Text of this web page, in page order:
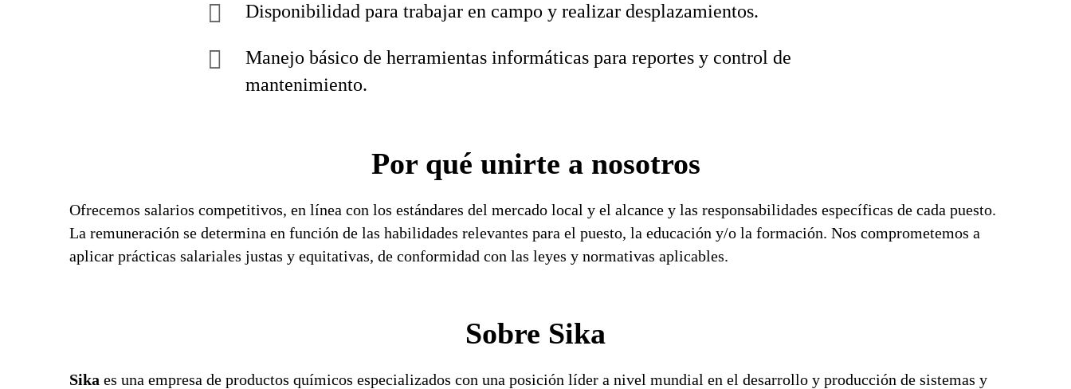
Disponibilidad para trabajar en campo y realizar desplazamientos.
Manejo básico de herramientas informáticas para reportes y control de
mantenimiento.
Por qué unirte a nosotros
Ofrecemos salarios competitivos, en línea con los estándares del mercado local y el alcance y las responsabilidades específicas de cada puesto.
La remuneración se determina en función de las habilidades relevantes para el puesto, la educación y/o la formación. Nos comprometemos a
aplicar prácticas salariales justas y equitativas, de conformidad con las leyes y normativas aplicables.
Sobre Sika
Sika es una empresa de productos químicos especializados con una posición líder a nivel mundial en el desarrollo y producción de sistemas y